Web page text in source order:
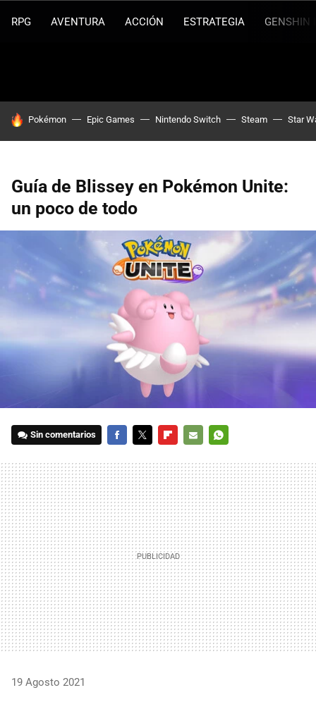
RPG AVENTURA ACCIÓN ESTRATEGIA GENSHIN
HOY SE HABLA DE
Pokémon Epic Games Nintendo Switch Steam Star
Guía de Blissey en Pokémon Unite:
un poco de todo
Sin comentarios
MAIL
19 Agosto 2021